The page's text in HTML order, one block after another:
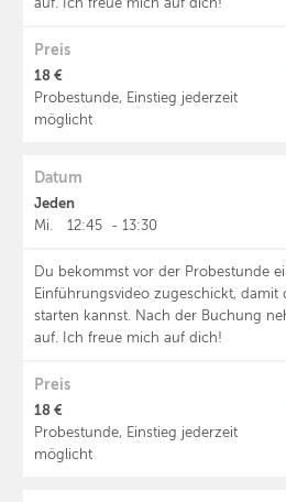
auf. Ich freue mich auf dich!
Preis
18 €
Probestunde, Einstieg jederzeit
möglicht
Datum
Jeden
Mi. 12:45 - 13:30
Du bekommst vor der Probestunde
Einführungsvideo zugeschickt, damit
starten kannst. Nach der Buchung
auf. Ich freue mich auf dich!
Preis
18 €
Probestunde, Einstieg jederzeit
möglicht